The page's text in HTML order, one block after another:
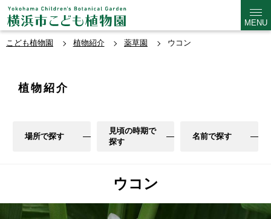
MENU
こども植物園 植物紹介 薬草園 ウコン
植物紹介
場所で探す
見頃の時期で
探す
名前で探す
ウコン